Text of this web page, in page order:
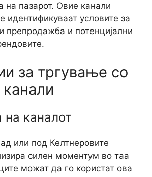
на пазарот. Овие канали
идентификуваат условите за
препродажба и потенцијални
за тргување со
каналот
или под Келтнеровите
силен моментум во таа
можат да го користат ова